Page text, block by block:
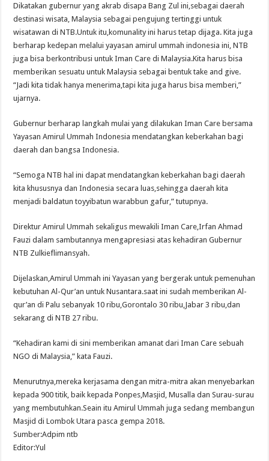
Dikatakan gubernur yang akrab disapa Bang Zul ini,sebagai daerah
destinasi wisata, Malaysia sebagai pengujung tertinggi untuk
wisatawan di NTB.Untuk itu,komunality ini harus tetap dijaga. Kita juga
berharap kedepan melalui yayasan amirul ummah indonesia ini, NTB
juga bisa berkontribusi untuk Iman Care di Malaysia.Kita harus bisa
memberikan sesuatu untuk Malaysia sebagai bentuk take and give.
“Jadi kita tidak hanya menerima,tapi kita juga harus bisa memberi,”
ujarnya.
Gubernur berharap langkah mulai yang dilakukan Iman Care bersama
Yayasan Amirul Ummah Indonesia mendatangkan keberkahan bagi
daerah dan bangsa Indonesia.
“Semoga NTB hal ini dapat mendatangkan keberkahan bagi daerah
kita khususnya dan Indonesia secara luas,sehingga daerah kita
menjadi baldatun toyyibatun warabbun gafur,” tutupnya.
Direktur Amirul Ummah sekaligus mewakili Iman Care,Irfan Ahmad
Fauzi dalam sambutannya mengapresiasi atas kehadiran Gubernur
NTB Zulkieflimansyah.
Dijelaskan,Amirul Ummah ini Yayasan yang bergerak untuk pemenuhan
kebutuhan Al-Qur’an untuk Nusantara.saat ini sudah memberikan Al-
qur’an di Palu sebanyak 10 ribu,Gorontalo 30 ribu,Jabar 3 ribu,dan
sekarang di NTB 27 ribu.
“Kehadiran kami di sini memberikan amanat dari Iman Care sebuah
NGO di Malaysia,” kata Fauzi.
Menurutnya,mereka kerjasama dengan mitra-mitra akan menyebarkan
kepada 900 titik, baik kepada Ponpes,Masjid, Musalla dan Surau-surau
yang membutuhkan.Seain itu Amirul Ummah juga sedang membangun
Masjid di Lombok Utara pasca gempa 2018.
Sumber:Adpim ntb
Editor:Yul